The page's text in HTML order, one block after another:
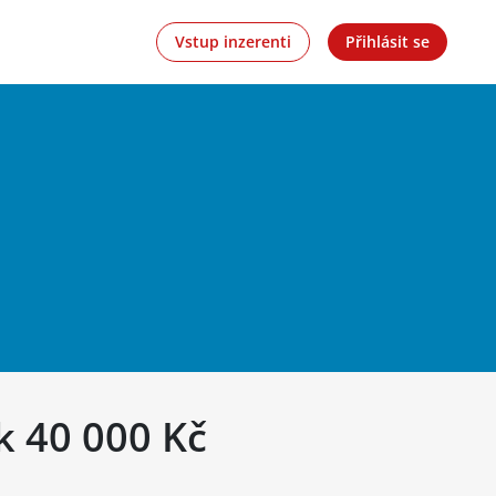
Vstup inzerenti Přihlásit se
000 Kč